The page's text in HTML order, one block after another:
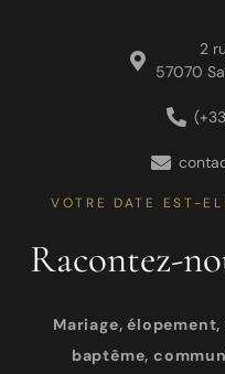
2
57070
VOTRE DATE EST-
Racontez-
Mariage, élopement,
baptême,